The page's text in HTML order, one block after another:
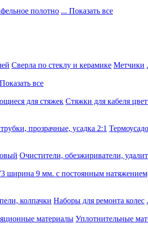
полотно ... Показать все
Сверла по стеклу и керамике Метчики
все
для стяжек Стяжки для кабеля
прозрачные, усадка 2:1
Очистители, обезжириватели,
ширина 9 мм. с постоянным
колпачки Наборы для ремонта колес
материалы Уплотнительные